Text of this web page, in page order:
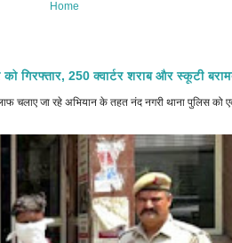
Home
गिरफ्तार, 250 क्वार्टर शराब और स्कूटी
चलाए जा रहे अभियान के तहत नंद नगरी थाना पुलिस को